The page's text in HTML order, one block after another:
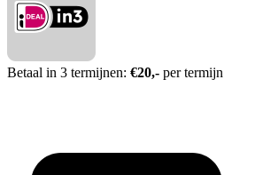
Betaal in 3 termijnen: €20,- per termijn